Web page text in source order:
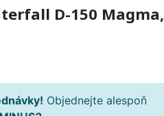
D-150 Magma,
Objednejte alespoň